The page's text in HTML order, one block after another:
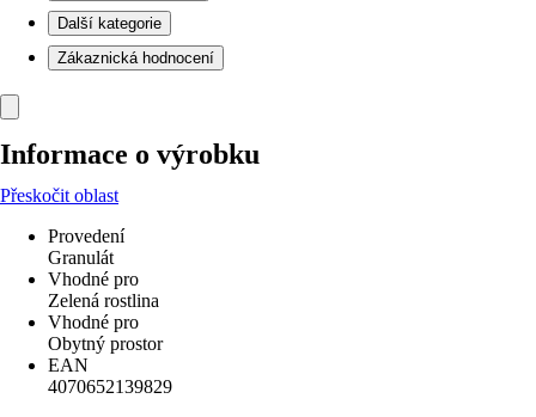
Další kategorie
Zákaznická hodnocení
Informace o výrobku
Přeskočit oblast
Provedení
Granulát
Vhodné pro
Zelená rostlina
Vhodné pro
Obytný prostor
EAN
4070652139829